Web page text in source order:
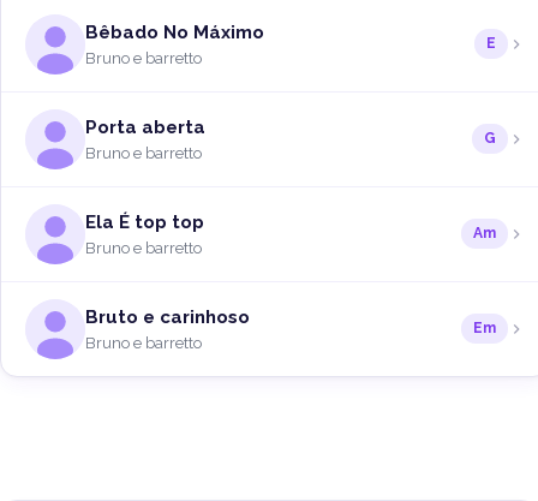
Bêbado No Máximo
Bruno e barretto
E
Porta aberta
Bruno e barretto
G
Ela É top top
Bruno e barretto
Am
Bruto e carinhoso
Bruno e barretto
Em